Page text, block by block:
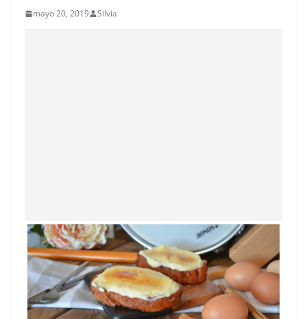
mayo 20, 2019 Silvia